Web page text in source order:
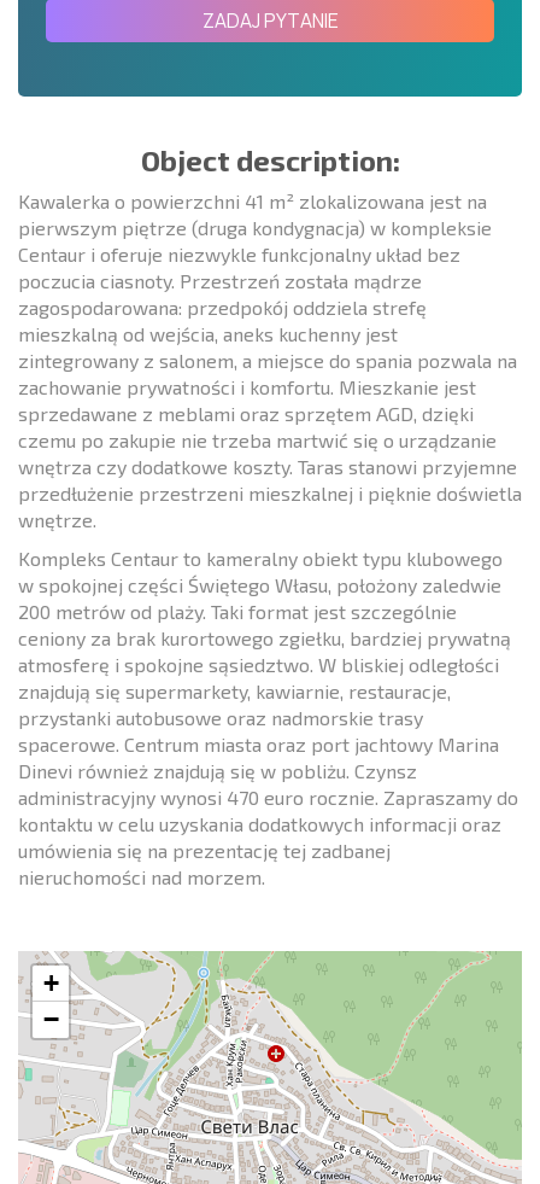
ZADAJ PYTANIE
Object description:
Kawalerka o powierzchni 41 m² zlokalizowana jest na
pierwszym piętrze (druga kondygnacja) w kompleksie
Centaur i oferuje niezwykle funkcjonalny układ bez
poczucia ciasnoty. Przestrzeń została mądrze
zagospodarowana: przedpokój oddziela strefę
mieszkalną od wejścia, aneks kuchenny jest
zintegrowany z salonem, a miejsce do spania pozwala na
zachowanie prywatności i komfortu. Mieszkanie jest
sprzedawane z meblami oraz sprzętem AGD, dzięki
czemu po zakupie nie trzeba martwić się o urządzanie
wnętrza czy dodatkowe koszty. Taras stanowi przyjemne
przedłużenie przestrzeni mieszkalnej i pięknie doświetla
wnętrze.
Kompleks Centaur to kameralny obiekt typu klubowego
w spokojnej części Świętego Własu, położony zaledwie
200 metrów od plaży. Taki format jest szczególnie
ceniony za brak kurortowego zgiełku, bardziej prywatną
atmosferę i spokojne sąsiedztwo. W bliskiej odległości
znajdują się supermarkety, kawiarnie, restauracje,
przystanki autobusowe oraz nadmorskie trasy
spacerowe. Centrum miasta oraz port jachtowy Marina
Dinevi również znajdują się w pobliżu. Czynsz
administracyjny wynosi 470 euro rocznie. Zapraszamy do
kontaktu w celu uzyskania dodatkowych informacji oraz
umówienia się na prezentację tej zadbanej
nieruchomości nad morzem.
+
−